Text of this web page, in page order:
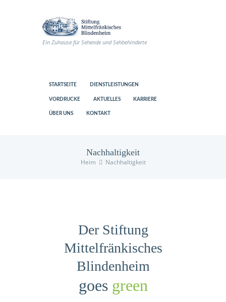
Ein Zuhause für Sehende und Sehbehinderte
STARTSEITE DIENSTLEISTUNGEN
VORDRUCKE AKTUELLES KARRIERE
ÜBER UNS KONTAKT
Nachhaltigkeit
Heim Nachhaltigkeit
Der Stiftung
Mittelfränkisches
Blindenheim
goes green